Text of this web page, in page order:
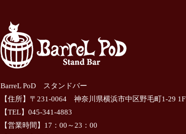
BarreL PoD スタンドバー
【住所】〒231-0064 神奈川県横浜市中区野毛町1-29 1F
【TEL】045-341-4883
【営業時間】17：00～23：00